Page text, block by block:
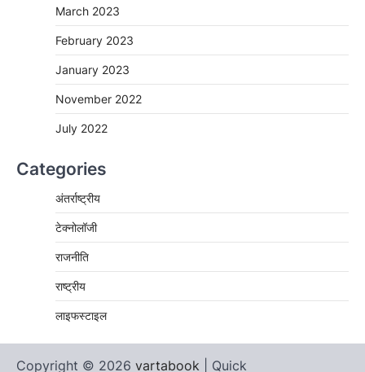
March 2023
February 2023
January 2023
November 2022
July 2022
Categories
अंतर्राष्ट्रीय
टेक्नोलॉजी
राजनीति
राष्ट्रीय
लाइफस्टाइल
Copyright © 2026 vartabook | Quick